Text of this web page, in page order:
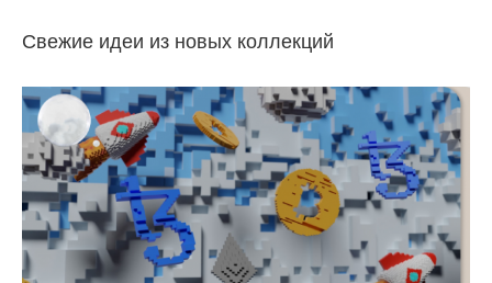
Свежие идеи из новых коллекций